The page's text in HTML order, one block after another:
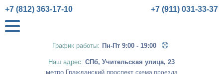
График работы: Пн-Пт 9:00 - 19:00
+7 (812) 363-17-10 +7 (911) 031-33-37
Наш адрес: СПб, Учительская улица, 23
метро Гражданский проспект схема проезда